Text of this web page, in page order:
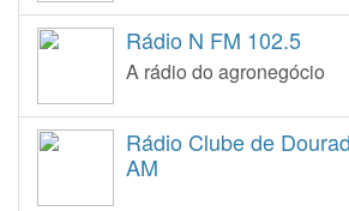
Rádio N FM 102.5
A rádio do agronegócio
Rádio Clube de
AM